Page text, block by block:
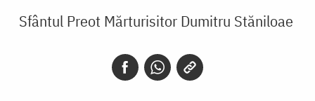
Sfântul Preot Mărturisitor Dumitru Stăniloae